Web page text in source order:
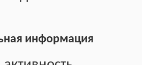
информация